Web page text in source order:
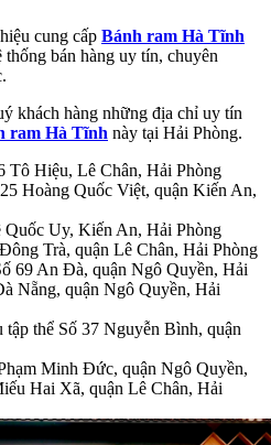
cung cấp Bánh ram Hà Tĩnh
bán hàng uy tín, chuyên
khách hàng những địa chỉ uy tín
ram Hà Tĩnh này tại Hải Phòng.
Tô Hiệu, Lê Chân, Hải Phòng
Hoàng Quốc Việt, quận Kiến An,
Quốc Uy, Kiến An, Hải Phòng
Trà, quận Lê Chân, Hải Phòng
69 An Đà, quận Ngô Quyền, Hải
Nẵng, quận Ngô Quyền, Hải
thể Số 37 Nguyễn Bình, quận
Minh Đức, quận Ngô Quyền,
Hai Xã, quận Lê Chân, Hải